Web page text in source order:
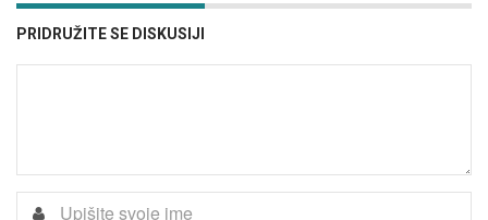
PRIDRUŽITE SE DISKUSIJI